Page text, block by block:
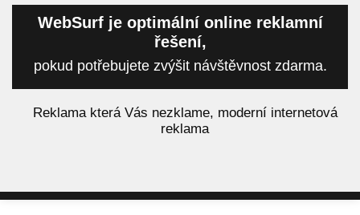
WebSurf je optimální online reklamní
řešení,
pokud potřebujete zvýšit návštěvnost zdarma.
Reklama která Vás nezklame, moderní internetová
reklama